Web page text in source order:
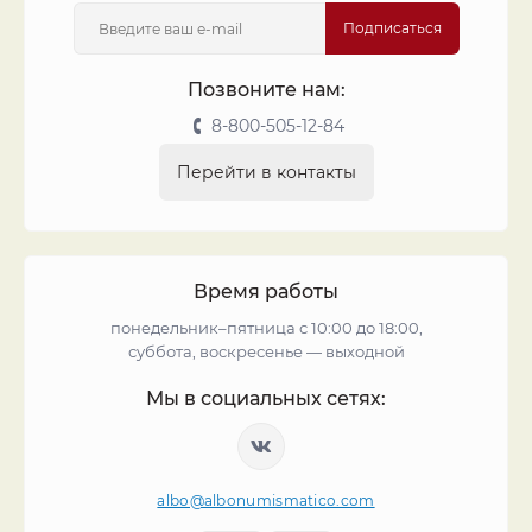
Подписаться
Позвоните нам:
8-800-505-12-84
Перейти в контакты
Время работы
понедельник–пятница с 10:00 до 18:00,
суббота, воскресенье — выходной
Мы в социальных сетях:
albo@albonumismatico.com